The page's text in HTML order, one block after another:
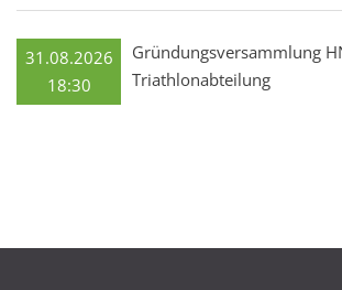
31.08.2026
18:30
Gründungsversammlung
Triathlonabteilung